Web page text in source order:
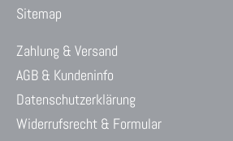
Sitemap
Zahlung & Versand
AGB & Kundeninfo
Datenschutzerklärung
Widerrufsrecht & Formular